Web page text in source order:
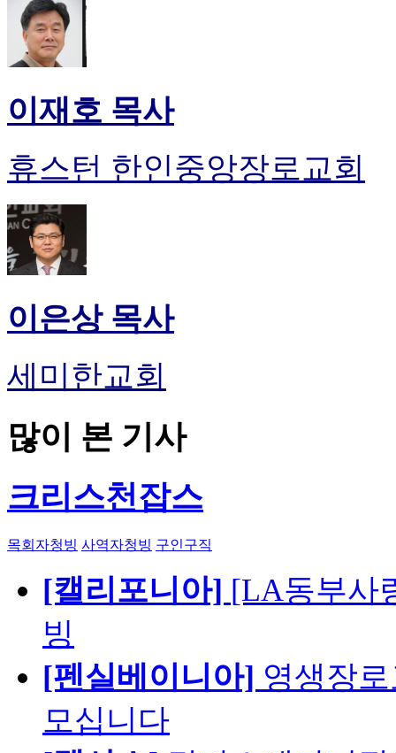
이재호 목사
휴스턴 한인중앙장로교회
이은상 목사
세미한교회
많이 본 기사
크리스천잡스
목회자청빙 사역자청빙 구인구직
[캘리포니아] [LA동부사
빙
[펜실베이니아] 영생장
모십니다